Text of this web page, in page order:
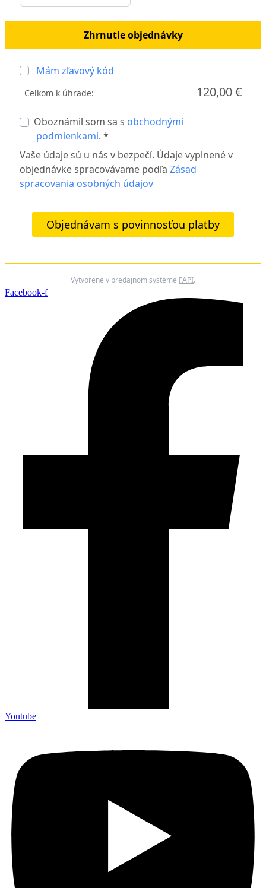
Zhrnutie objednávky
Mám zľavový kód
Celkom k úhrade: 120,00 €
Oboznámil som sa s obchodnými
podmienkami. *
Vaše údaje sú u nás v bezpečí. Údaje vyplnené v
objednávke spracovávame podľa Zásad
spracovania osobných údajov
Objednávam s povinnosťou platby
Vytvorené v predajnom systéme FAPI.
Facebook-f
Youtube